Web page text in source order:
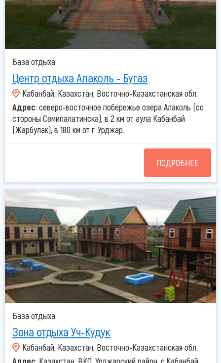
База отдыха
Центр отдыха Алаколь - Бугаз
Кабанбай, Казахстан, Восточно-Казахстанская обл.
Адрес: северо-восточное побережье озера Алаколь (со
стороны Семипалатинска), в 2 км от аула Кабанбай
(Жарбулак), в 180 км от г. Урджар.
ПОДРОБНЕЕ
База отдыха
Зона отдыха Уч-Кудук
Кабанбай, Казахстан, Восточно-Казахстанская обл.